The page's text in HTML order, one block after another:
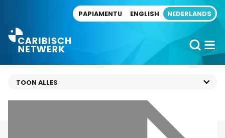
PAPIAMENTU ENGLISH NEDERLANDS